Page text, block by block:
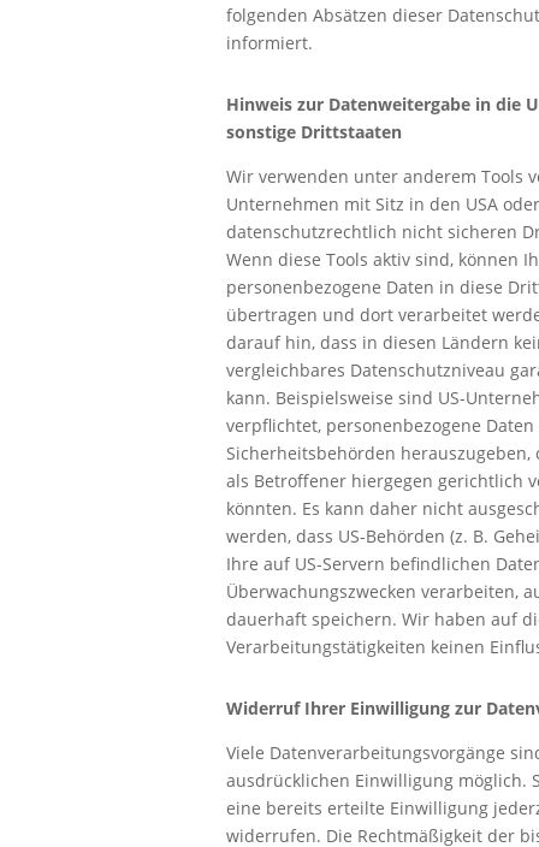
folgenden Absätzen dieser
informiert.
Hinweis zur Datenweitergabe in die
sonstige Drittstaaten
Wir verwenden unter anderem Tools
Unternehmen mit Sitz in den USA
datenschutzrechtlich nicht sicheren
Wenn diese Tools aktiv sind, können
personenbezogene Daten in diese
übertragen und dort verarbeitet
darauf hin, dass in diesen Ländern
vergleichbares Datenschutzniveau
kann. Beispielsweise sind US-
verpflichtet, personenbezogene Daten
Sicherheitsbehörden herauszugeben,
als Betroffener hiergegen gerichtlich
könnten. Es kann daher nicht
werden, dass US-Behörden (z. B.
Ihre auf US-Servern befindlichen
Überwachungszwecken verarbeiten,
dauerhaft speichern. Wir haben auf
Verarbeitungstätigkeiten keinen
Widerruf Ihrer Einwilligung zur
Viele Datenverarbeitungsvorgänge
ausdrücklichen Einwilligung möglich.
eine bereits erteilte Einwilligung
widerrufen. Die Rechtmäßigkeit der